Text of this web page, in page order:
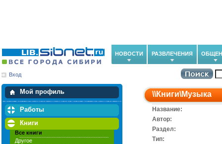
НОВОСТИ РАЗВЛЕЧЕНИЯ
Вход
Мой профиль
Мои закладки
Работы
Книги
Все книги
Другое
\\Книги\Музыка
Название:
Автор:
Раздел:
Тип: